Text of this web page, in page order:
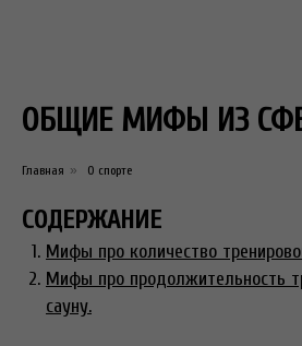
ОБЩИЕ МИФЫ ИЗ
Главная » О спорте
СОДЕРЖАНИЕ
Мифы про количество
Мифы про продолжительность
сауну.